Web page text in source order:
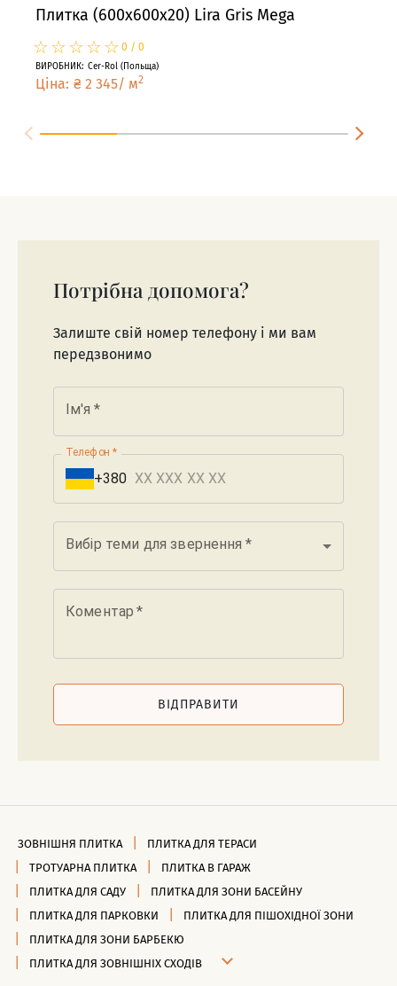
Плитка (600x600x20) Lira Gris Mega
☆
★☆
★☆
★☆
★☆
★ 0 / 0
ВИРОБНИК: Cer-Rol (Польща)
Ціна: ₴ 2 345/ м2
Потрібна допомога?
Залиште свій номер телефону і ми вам
передзвонимо
Ім'я *
Телефон *
+380
Вибір теми для звернення *
Коментар *
ВІДПРАВИТИ
ЗОВНІШНЯ ПЛИТКА
ПЛИТКА ДЛЯ ТЕРАСИ
ТРОТУАРНА ПЛИТКА
ПЛИТКА В ГАРАЖ
ПЛИТКА ДЛЯ САДУ
ПЛИТКА ДЛЯ ЗОНИ БАСЕЙНУ
ПЛИТКА ДЛЯ ПАРКОВКИ
ПЛИТКА ДЛЯ ПІШОХІДНОЇ ЗОНИ
ПЛИТКА ДЛЯ ЗОНИ БАРБЕКЮ
ПЛИТКА ДЛЯ ЗОВНІШНІХ СХОДІВ